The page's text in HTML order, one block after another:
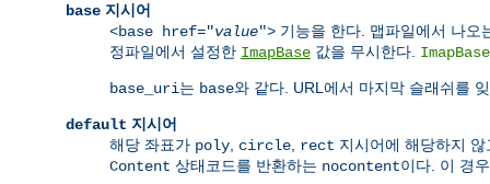
base 지시어
<base href="value"> 기능을 한다. 맵파일에서 나
정파일에서 설정한 ImapBase 값을 무시한다. ImapBase
base_uri는 base와 같다. URL에서 마지막 슬래쉬를
default 지시어
해당 좌표가 poly, circle, rect 지시어에 해당하지
Content 상태코드를 반환하는 nocontent이다. 이 경